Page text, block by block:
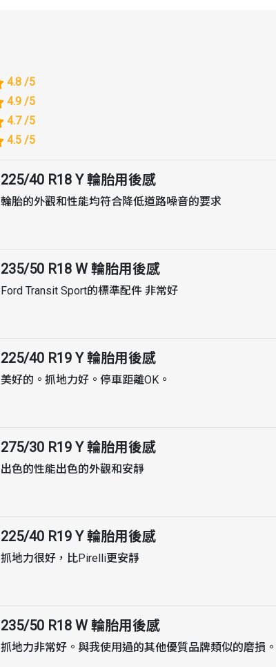
4.8 /5
4.9 /5
4.7/5
4.5 /5
225/40 R18 Y 輪胎用後感
輪胎的外觀和性能均符合降低道路噪音的要求
235/50 R18 W 輪胎用後感
Ford Transit Sport的標準配件 非常好
225/40 R19 Y 輪胎用後感
美好的。抓地力好。停車距離OK。
275/30 R19 Y 輪胎用後感
出色的性能出色的外觀和安靜
225/40 R19 Y 輪胎用後感
抓地力很好，比Pirelli更安靜
235/50 R18 W 輪胎用後感
抓地力非常好。與我使用過的其他優質品牌類似的磨損